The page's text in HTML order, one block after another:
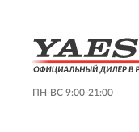
ПН-ВС 9:00-21:00